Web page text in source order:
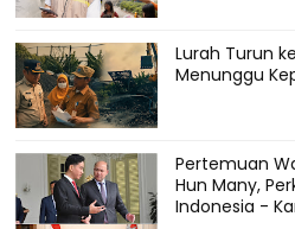
Lurah Turun
Menunggu
Pertemuan
Hun Many,
Indonesia -